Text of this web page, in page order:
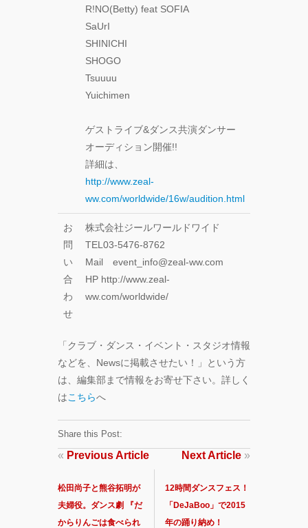
R!NO(Betty) feat SOFIA
SaUrI
SHINICHI
SHOGO
Tsuuuu
Yuichimen
ゲストライブ&ダンス共演ダンサー
オーディション開催!!
詳細は、
http://www.zeal-
ww.com/worldwide/16w/audition.html
お
問
い
合
わ
せ
株式会社ジールワールドワイド
TEL03-5476-8762
Mail event_info@zeal-ww.com
HP http://www.zeal-
ww.com/worldwide/
「クラブ・ダンス・イベント・スタジオ情報
などを、Newsに掲載させたい！」という方
は、編集部まで情報をお寄せ下さい。詳しく
はこちらへ
Share this Post:
« Previous Article
松田尚子と熊谷拓明が
夫婦役。ダンス劇 『だ
からりんごは食べられ
Next Article »
12時間ダンスフェス！
「DeJaBoo」で2015
年の踊り納め！